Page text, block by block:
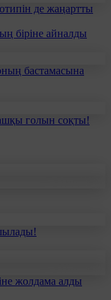
де жаңартты
біріне айналды
бастамасына
голын соқты!
жолдама алды